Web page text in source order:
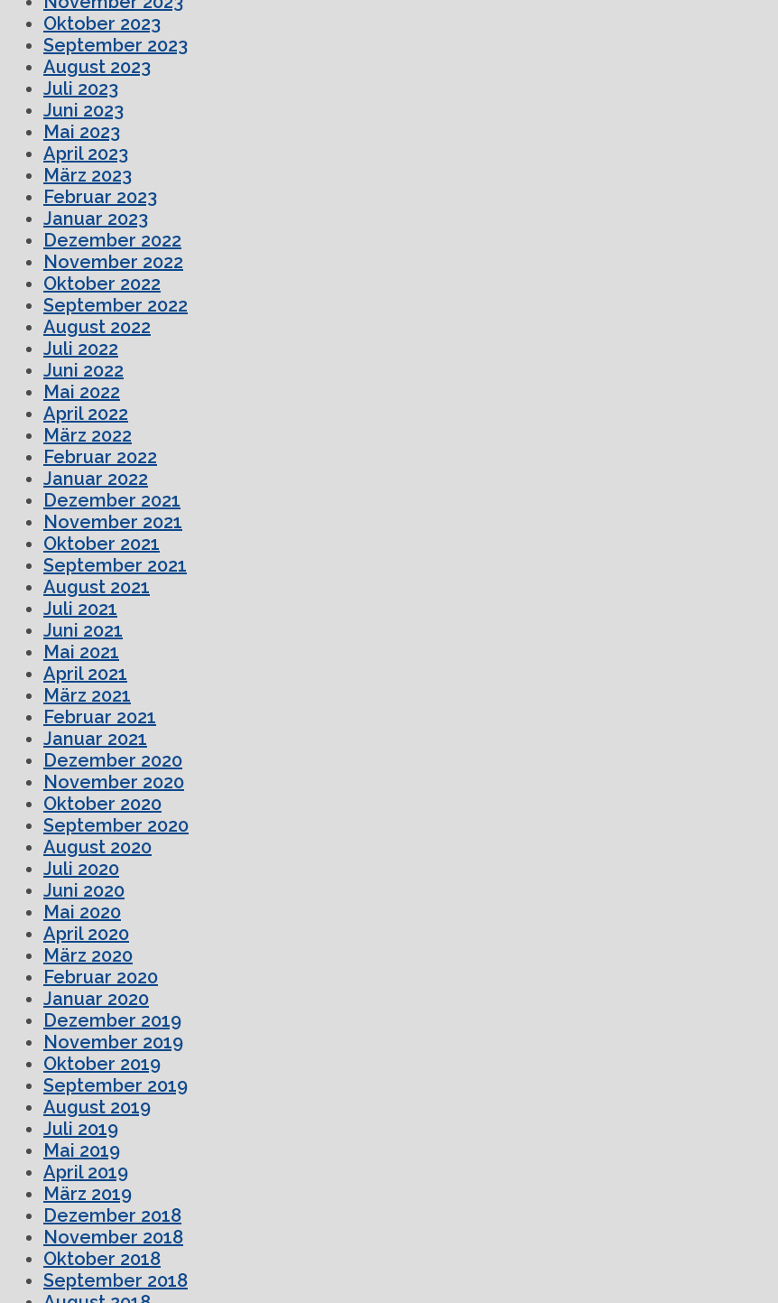
Oktober 2023
September 2023
August 2023
Juli 2023
Juni 2023
Mai 2023
April 2023
März 2023
Februar 2023
Januar 2023
Dezember 2022
November 2022
Oktober 2022
September 2022
August 2022
Juli 2022
Juni 2022
Mai 2022
April 2022
März 2022
Februar 2022
Januar 2022
Dezember 2021
November 2021
Oktober 2021
September 2021
August 2021
Juli 2021
Juni 2021
Mai 2021
April 2021
März 2021
Februar 2021
Januar 2021
Dezember 2020
November 2020
Oktober 2020
September 2020
August 2020
Juli 2020
Juni 2020
Mai 2020
April 2020
März 2020
Februar 2020
Januar 2020
Dezember 2019
November 2019
Oktober 2019
September 2019
August 2019
Juli 2019
Mai 2019
April 2019
März 2019
Dezember 2018
November 2018
Oktober 2018
September 2018